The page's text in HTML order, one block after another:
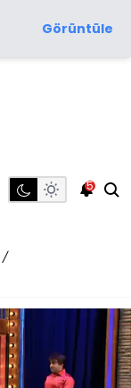
Görüntüle
5
/